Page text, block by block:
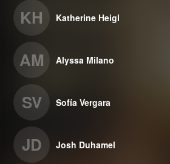
KH Katherine Heigl
AM Alyssa Milano
SV Sofía Vergara
JD Josh Duhamel